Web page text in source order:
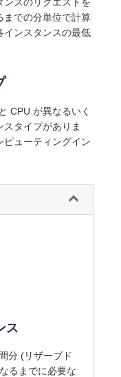
までの分単位で計算
インスタンスの最低
CPU が異なるいく
タイプがありま
ピューティングイン
ス
分 (リザーブド
るまでに必要な